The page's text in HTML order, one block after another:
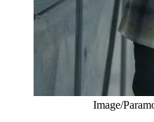
Image/